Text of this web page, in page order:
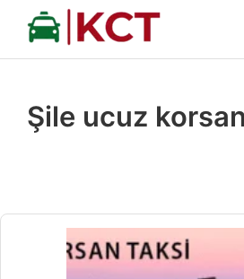
İçeriğe
Şile ucuz